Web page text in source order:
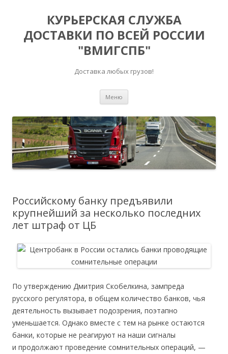
КУРЬЕРСКАЯ СЛУЖБА
ДОСТАВКИ ПО ВСЕЙ РОССИИ
"ВМИГСПБ"
Доставка любых грузов!
Меню
Российскому банку предъявили
крупнейший за несколько последних
лет штраф от ЦБ
По утверждению Дмитрия Скобелкина, зампреда
русского регулятора, в общем количество банков, чья
деятельность вызывает подозрения, поэтапно
уменьшается. Однако вместе с тем на рынке остаются
банки, которые не реагируют на наши сигналы
и продолжают проведение сомнительных операций, —